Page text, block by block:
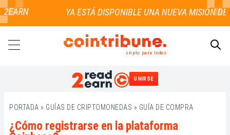
cripto para todos
UNIRSE
PORTADA » GUÍAS DE CRIPTOMONEDAS » GUÍA DE COMPRA
¿Cómo registrarse en la plataforma